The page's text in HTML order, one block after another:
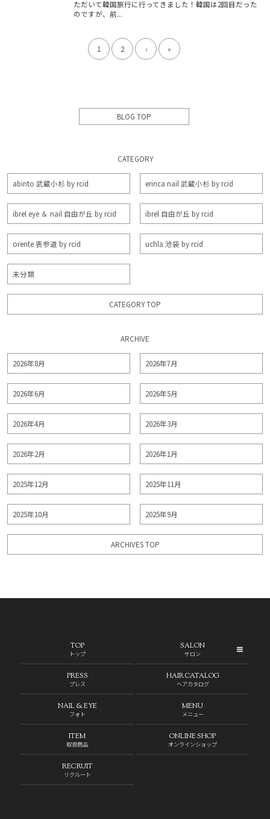
ただいて韓国旅行に行ってきました！韓国は2回目だった
のですが、前...
1 2 › »
BLOG TOP
CATEGORY
abinto 武蔵小杉 by rcid erinca nail 武蔵小杉 by rcid
ibrel eye ＆ nail 自由が丘 by rcid ibrel 自由が丘 by rcid
orente 表参道 by rcid uchla 池袋 by rcid
未分類
CATEGORY TOP
ARCHIVE
2026年8月 2026年7月
2026年6月 2026年5月
2026年4月 2026年3月
2026年2月 2026年1月
2025年12月 2025年11月
2025年10月 2025年9月
ARCHIVES TOP
TOP
トップ
SALON
サロン
PRESS
プレス
HAIR CATALOG
ヘアカタログ
NAIL & EYE
フォト
MENU
メニュー
ITEM
取扱商品
ONLINE SHOP
オンラインショップ
RECRUIT
リクルート